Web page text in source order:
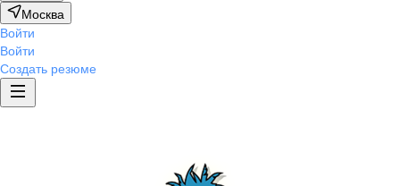
Москва
Войти
Войти
Создать резюме